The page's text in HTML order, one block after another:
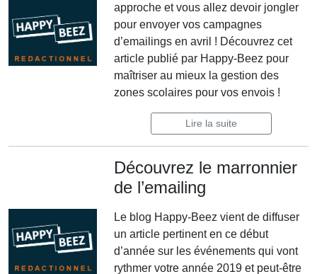
approche et vous allez devoir jongler
pour envoyer vos campagnes
d’emailings en avril ! Découvrez cet
article publié par Happy-Beez pour
maîtriser au mieux la gestion des
zones scolaires pour vos envois !
Lire la suite
Découvrez le marronnier
de l’emailing
Le blog Happy-Beez vient de diffuser
un article pertinent en ce début
d’année sur les événements qui vont
rythmer votre année 2019 et peut-être